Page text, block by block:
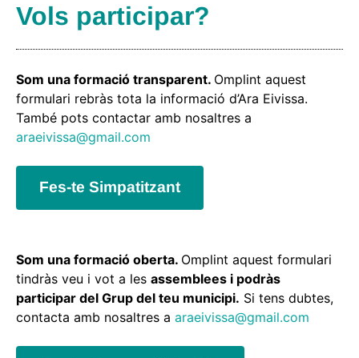
Vols participar?
Som una formació transparent. Omplint aquest
formulari rebràs tota la informació d’Ara Eivissa.
També pots contactar amb nosaltres a
araeivissa@gmail.com
Fes-te Simpatitzant
Som una formació oberta. Omplint aquest formulari
tindràs veu i vot a les assemblees i podràs
participar del Grup del teu municipi. Si tens dubtes,
contacta amb nosaltres a araeivissa@gmail.com